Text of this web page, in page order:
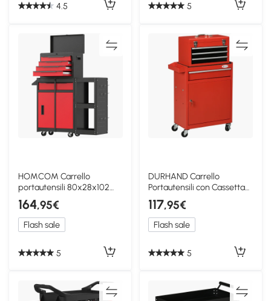
4.5 5
HOMCOM Carrello
portautensili 80x28x102
cm nero e rosso
164,95€
Flash sale
5
DURHAND Carrello
Portautensili con Cassetta
Rimovibile e Armadio
117,95€
Flash sale
5